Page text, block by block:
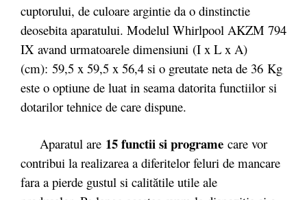
cuptorului, de culoare argintie da o dinstinctie
deosebita aparatului. Modelul Whirlpool AKZM 794
IX avand urmatoarele dimensiuni (I x L x A)
(cm): 59,5 x 59,5 x 56,4 si o greutate neta de 36 Kg
este o optiune de luat in seama datorita functiilor si
dotarilor tehnice de care dispune.
Aparatul are 15 functii si programe care vor
contribui la realizarea a diferitelor feluri de mancare
fara a pierde gustul si calitătile utile ale